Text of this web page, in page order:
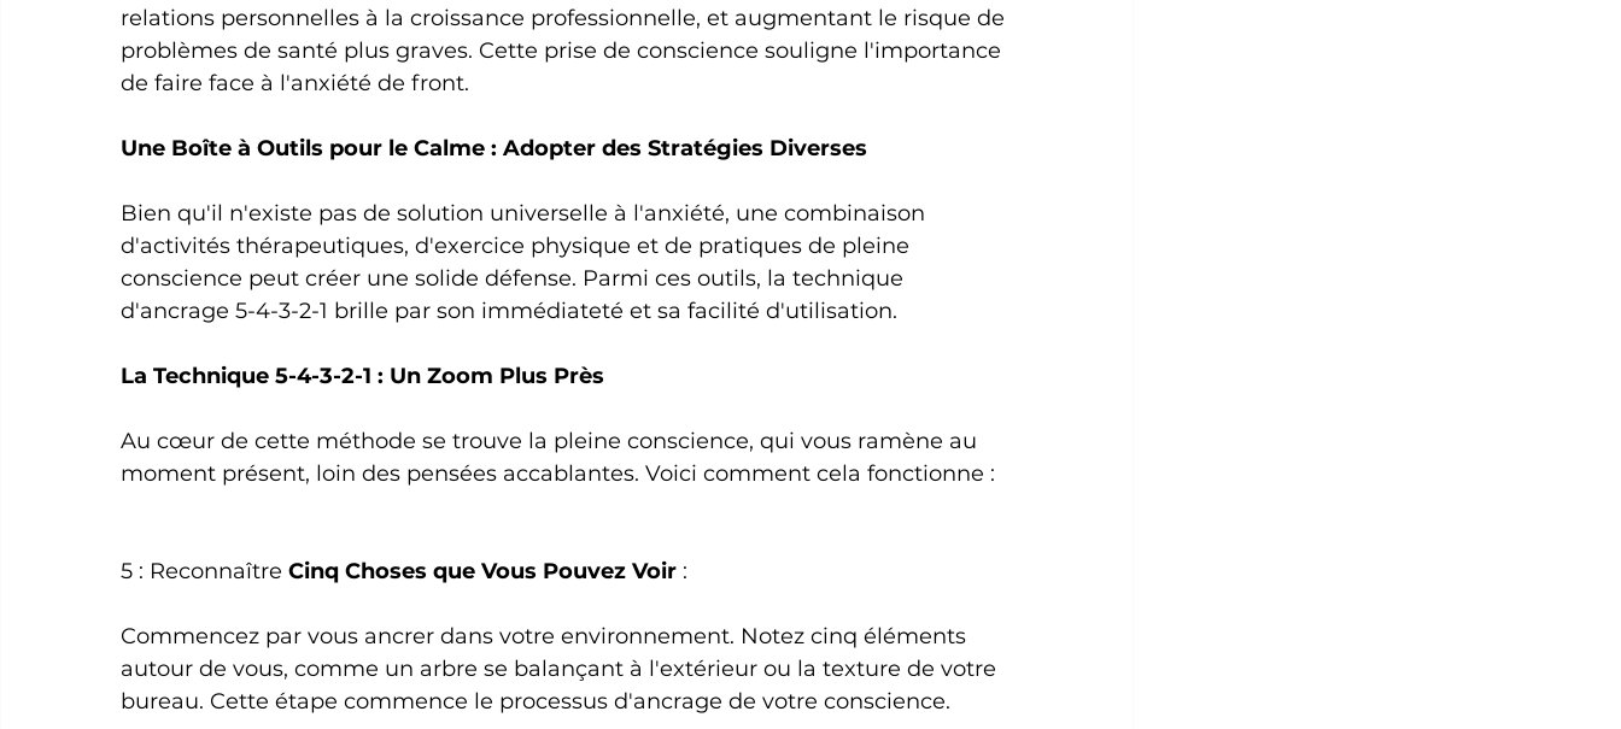
relations personnelles à la croissance professionnelle, et augmentant le risque de
problèmes de santé plus graves. Cette prise de conscience souligne l'importance
de faire face à l'anxiété de front.
Une Boîte à Outils pour le Calme : Adopter des Stratégies Diverses
Bien qu'il n'existe pas de solution universelle à l'anxiété, une combinaison
d'activités thérapeutiques, d'exercice physique et de pratiques de pleine
conscience peut créer une solide défense. Parmi ces outils, la technique
d'ancrage 5-4-3-2-1 brille par son immédiateté et sa facilité d'utilisation.
La Technique 5-4-3-2-1 : Un Zoom Plus Près
Au cœur de cette méthode se trouve la pleine conscience, qui vous ramène au
moment présent, loin des pensées accablantes. Voici comment cela fonctionne :
5 : Reconnaître Cinq Choses que Vous Pouvez Voir :
Commencez par vous ancrer dans votre environnement. Notez cinq éléments
autour de vous, comme un arbre se balançant à l'extérieur ou la texture de votre
bureau. Cette étape commence le processus d'ancrage de votre conscience.